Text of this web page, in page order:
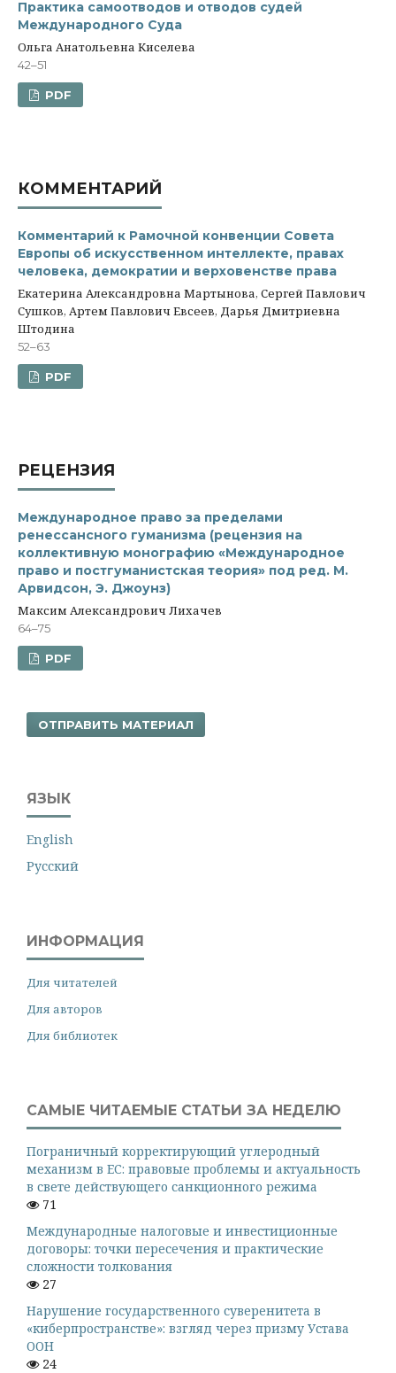
Практика самоотводов и отводов судей
Международного Суда
Ольга Анатольевна Киселева
42–51
PDF
КОММЕНТАРИЙ
Комментарий к Рамочной конвенции Совета
Европы об искусственном интеллекте, правах
человека, демократии и верховенстве права
Екатерина Александровна Мартынова, Сергей Павлович
Сушков, Артем Павлович Евсеев, Дарья Дмитриевна
Штодина
52–63
PDF
РЕЦЕНЗИЯ
Международное право за пределами
ренессансного гуманизма (рецензия на
коллективную монографию «Международное
право и постгуманистская теория» под ред. М.
Арвидсон, Э. Джоунз)
Максим Александрович Лихачев
64–75
PDF
ОТПРАВИТЬ МАТЕРИАЛ
ЯЗЫК
English
Русский
ИНФОРМАЦИЯ
Для читателей
Для авторов
Для библиотек
САМЫЕ ЧИТАЕМЫЕ СТАТЬИ ЗА НЕДЕЛЮ
Пограничный корректирующий углеродный
механизм в ЕС: правовые проблемы и актуальность
в свете действующего санкционного режима
71
Международные налоговые и инвестиционные
договоры: точки пересечения и практические
сложности толкования
27
Нарушение государственного суверенитета в
«киберпространстве»: взгляд через призму Устава
ООН
24